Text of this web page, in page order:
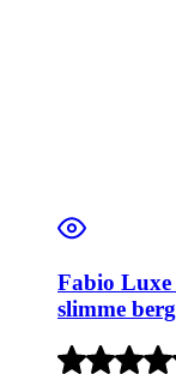
Fabio
slimme